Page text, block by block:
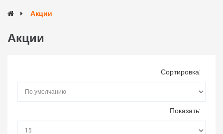
Акции
Акции
Сортировка:
Показать: